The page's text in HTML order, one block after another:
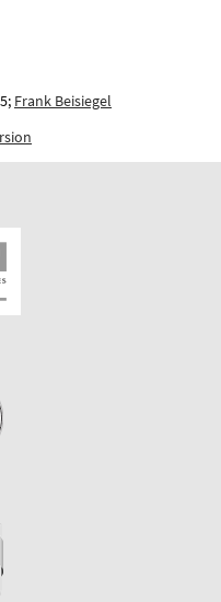
Frank Beisiegel